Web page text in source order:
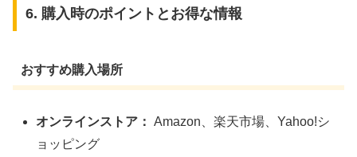
6. 購入時のポイントとお得な情報
おすすめ購入場所
オンラインストア： Amazon、楽天市場、Yahoo!シ
ョッピング